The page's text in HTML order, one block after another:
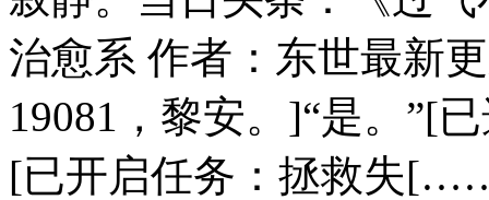
治愈系 作者：东世最新
19081，黎安。]“是。”[
[已开启任务：拯救失